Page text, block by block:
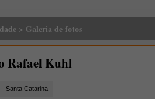
> Galeria de fotos
Rafael Kuhl
- Santa Catarina